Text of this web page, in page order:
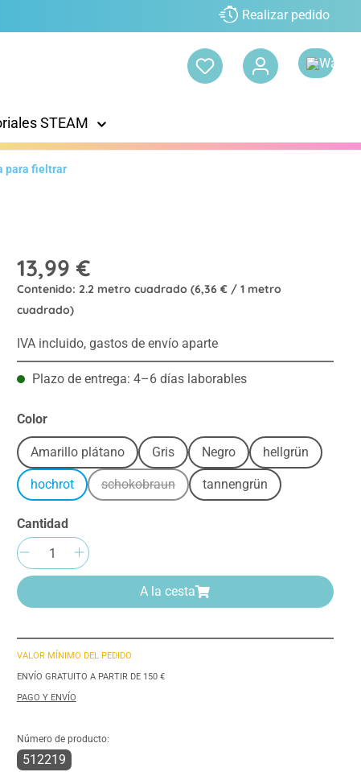
Realizar pedido
STEAM
para fieltrar
13,99 €
Contenido: 2.2 metro cuadrado (6,36 € / 1 metro
cuadrado)
IVA incluido, gastos de envío aparte
Plazo de entrega: 4–6 días laborables
Seleccione
Color
Amarillo plátano Gris Negro hellgrün
hochrot schokobraun(Esta opción no está disponible en este
tannengrün
Cantidad
Cantidad del producto: introduce la
A la cesta
VALOR MÍNIMO DEL PEDIDO
ENVÍO GRATUITO A PARTIR DE 150 €
PAGO Y ENVÍO
Número de producto:
512219